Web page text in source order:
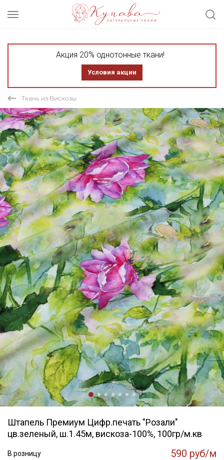
Акция 20% однотонные ткани!
Условия акции
Ткань из Вискозы
Штапель Премиум Цифр.печать "Розали"
цв.зеленый, ш.1.45м, вискоза-100%, 100гр/м.кв
В розницу 590 руб/м